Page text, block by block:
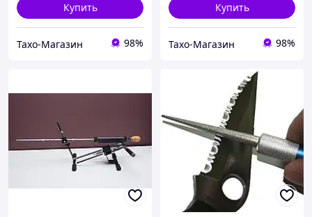
Купить
Тахо-Магазин 98%
Купить
Тахо-Магазин 98%